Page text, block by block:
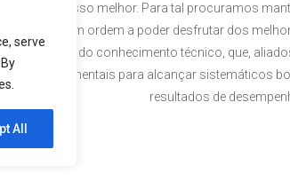
serve
All
o nosso melhor. Para tal procuramos
da arte, em ordem a poder desfrutar dos
domínio do conhecimento técnico, que,
são fundamentais para alcançar sistemáticos
resultados de